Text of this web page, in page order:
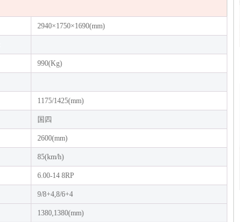
2940×1750×1690(mm)
990(Kg)
1175/1425(mm)
国四
2600(mm)
85(km/h)
6.00-14 8RP
9/8+4,8/6+4
1380,1380(mm)